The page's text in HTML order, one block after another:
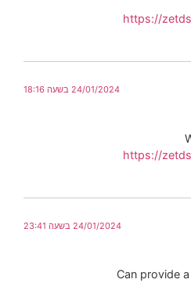
https://
24/01/2024 בשעה 18:16
https://
24/01/2024 בשעה 23:41
Can provide